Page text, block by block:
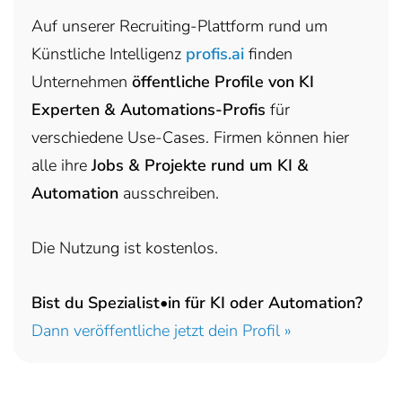
Auf unserer Recruiting-Plattform rund um
Künstliche Intelligenz profis.ai finden
Unternehmen öffentliche Profile von KI
Experten & Automations-Profis für
verschiedene Use-Cases. Firmen können hier
alle ihreJobs & Projekte rund um KI &
Automation ausschreiben.
Die Nutzung ist kostenlos.
Bist du Spezialist•in für KI oder Automation?
Dann veröffentliche jetzt dein Profil »